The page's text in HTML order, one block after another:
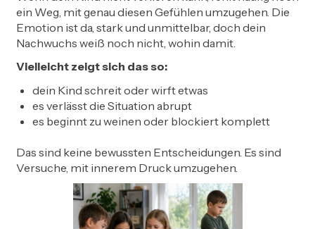
ein Weg, mit genau diesen Gefühlen umzugehen. Die
Emotion ist da, stark und unmittelbar, doch dein
Nachwuchs weiß noch nicht, wohin damit.
Vielleicht zeigt sich das so:
dein Kind schreit oder wirft etwas
es verlässt die Situation abrupt
es beginnt zu weinen oder blockiert komplett
Das sind keine bewussten Entscheidungen. Es sind
Versuche, mit innerem Druck umzugehen.